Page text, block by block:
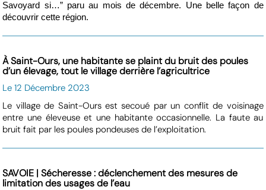
Savoyard si…” paru au mois de décembre. Une belle façon de
découvrir cette région.
À Saint-Ours, une habitante se plaint du bruit des poules
d’un élevage, tout le village derrière l’agricultrice
Le 12 Décembre 2023
Le village de Saint-Ours est secoué par un conflit de voisinage
entre une éleveuse et une habitante occasionnelle. La faute au
bruit fait par les poules pondeuses de l’exploitation.
SAVOIE | Sécheresse : déclenchement des mesures de
limitation des usages de l’eau